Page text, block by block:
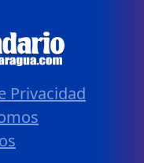
Privacidad